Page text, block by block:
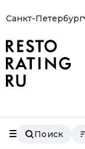
Санкт-Петербург
Поиск